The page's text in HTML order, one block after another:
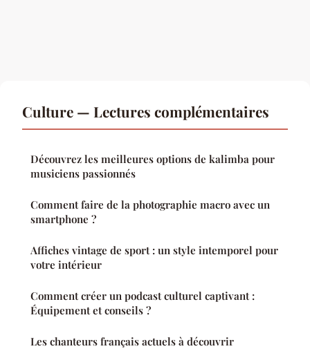
Culture — Lectures complémentaires
Découvrez les meilleures options de kalimba pour
musiciens passionnés
Comment faire de la photographie macro avec un
smartphone ?
Affiches vintage de sport : un style intemporel pour
votre intérieur
Comment créer un podcast culturel captivant :
Équipement et conseils ?
Les chanteurs français actuels à découvrir